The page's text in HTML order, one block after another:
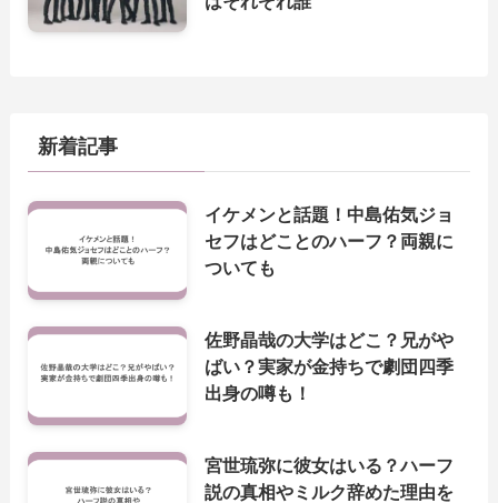
新着記事
イケメンと話題！中島佑気ジョ
セフはどことのハーフ？両親に
ついても
佐野晶哉の大学はどこ？兄がや
ばい？実家が金持ちで劇団四季
出身の噂も！
宮世琉弥に彼女はいる？ハーフ
説の真相やミルク辞めた理由を